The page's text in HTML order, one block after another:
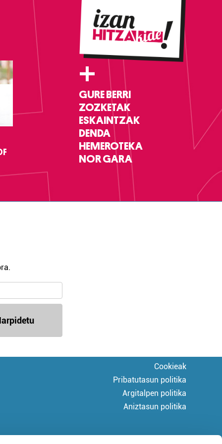
+
GURE BERRI
ZOZKETAK
ESKAINTZAK
DENDA
HEMEROTEKA
NOR GARA
Cookieak
Pribatutasun politika
Argitalpen politika
Aniztasun politika